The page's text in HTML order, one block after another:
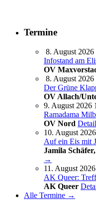
Termine
8. August
Infostand am
OV
8. August
Der Grüne
OV Allach/
9. August 2026
Ramadama
OV Nord
10. August
Auf ein Eis mit
Jamila
→
11. August
AK Queer:
AK Queer
Alle Termine →